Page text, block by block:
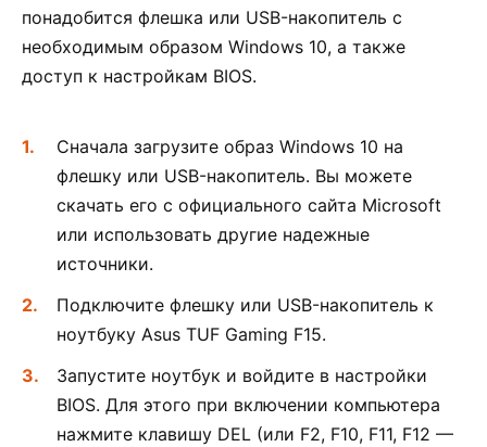
понадобится флешка или USB-накопитель с
необходимым образом Windows 10, а также
доступ к настройкам BIOS.
Сначала загрузите образ Windows 10 на
флешку или USB-накопитель. Вы можете
скачать его с официального сайта Microsoft
или использовать другие надежные
источники.
Подключите флешку или USB-накопитель к
ноутбуку Asus TUF Gaming F15.
Запустите ноутбук и войдите в настройки
BIOS. Для этого при включении компьютера
нажмите клавишу DEL (или F2, F10, F11, F12 —